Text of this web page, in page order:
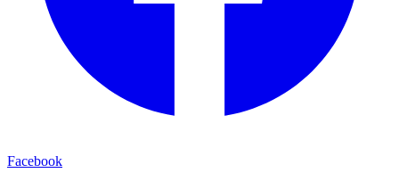
Facebook